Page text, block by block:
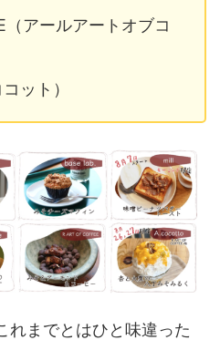
（アールアートオブコ
ット）
れまでとはひと味違った